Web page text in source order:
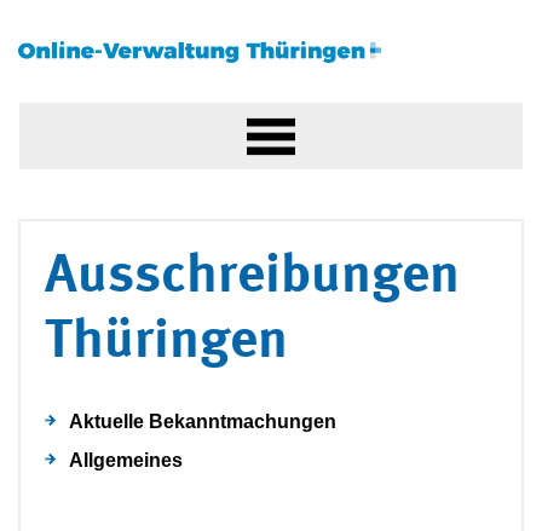
Ausschreibungen
Thüringen
Aktuelle Bekanntmachungen
Allgemeines